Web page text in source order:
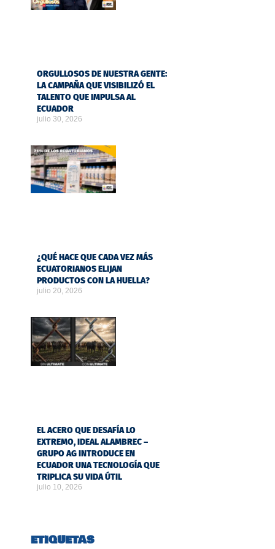
ORGULLOSOS DE NUESTRA GENTE:
LA CAMPAÑA QUE VISIBILIZÓ EL
TALENTO QUE IMPULSA AL
ECUADOR
julio 30, 2026
¿QUÉ HACE QUE CADA VEZ MÁS
ECUATORIANOS ELIJAN
PRODUCTOS CON LA HUELLA?
julio 20, 2026
EL ACERO QUE DESAFÍA LO
EXTREMO, IDEAL ALAMBREC –
GRUPO AG INTRODUCE EN
ECUADOR UNA TECNOLOGÍA QUE
TRIPLICA SU VIDA ÚTIL
julio 10, 2026
ETIQUETAS